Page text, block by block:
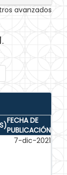
avanzados
FECHA DE
PUBLICACIÓN
7-dic-2021